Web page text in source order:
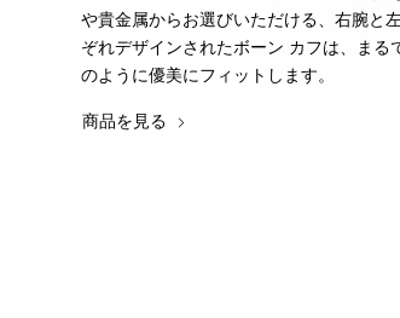
や貴金属からお選びいただける、右腕と
ぞれデザインされたボーン カフは、まる
のように優美にフィットします。
商品を見る